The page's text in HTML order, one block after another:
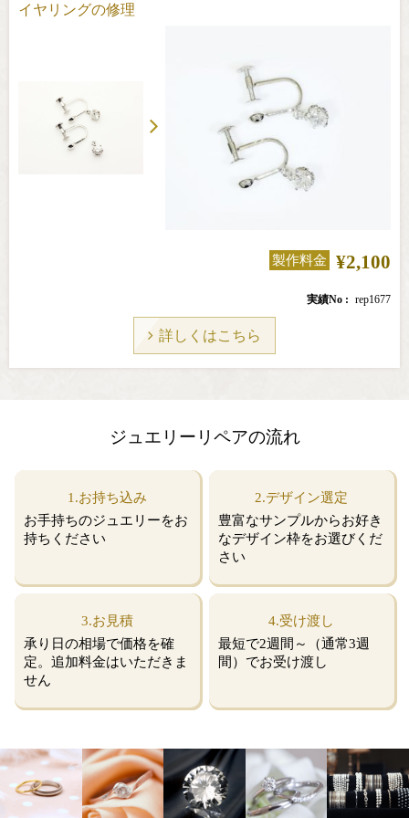
イヤリングの修理
製作料金 ¥2,100
実績No rep1677
詳しくはこちら
ジュエリーリペアの流れ
1.お持ち込み
お手持ちのジュエリーをお
持ちください
2.デザイン選定
豊富なサンプルからお好き
なデザイン枠をお選びくだ
さい
3.お見積
承り日の相場で価格を確
定。追加料金はいただきま
せん
4.受け渡し
最短で2週間～
（通常3週
間）でお受け渡し